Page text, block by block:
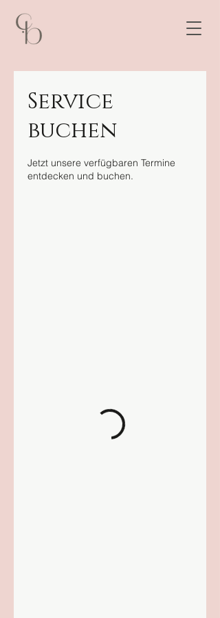
Service
buchen
Jetzt unsere verfügbaren Termine
entdecken und buchen.